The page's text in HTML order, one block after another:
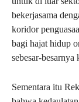
bekerjasama
koridor
bagi hajat hidup
sebesar-
Sementara itu